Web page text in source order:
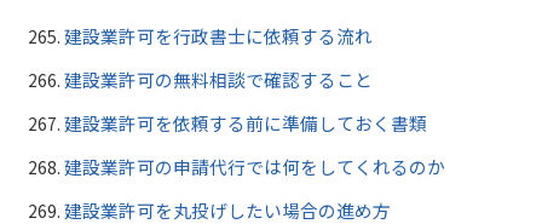
建設業許可を行政書士に依頼する流れ
建設業許可の無料相談で確認すること
建設業許可を依頼する前に準備しておく書類
建設業許可の申請代行では何をしてくれるのか
建設業許可を丸投げしたい場合の進め方